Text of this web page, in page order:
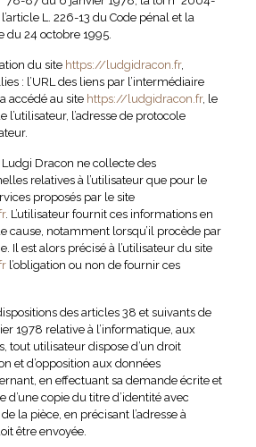
L. 226-13 du Code pénal et la
du 24 octobre 1995.
du site https://ludgidracon.fr,
: l’URL des liens par l’intermédiaire
accédé au site https://ludgidracon.fr, le
l’utilisateur, l’adresse de protocole
Dracon ne collecte des
relatives à l’utilisateur que pour le
proposés par le site
. L’utilisateur fournit ces informations en
cause, notamment lorsqu’il procède par
Il est alors précisé à l’utilisateur du site
l’obligation ou non de fournir ces
des articles 38 et suivants de
1978 relative à l’informatique, aux
tout utilisateur dispose d’un droit
et d’opposition aux données
en effectuant sa demande écrite et
d’une copie du titre d’identité avec
la pièce, en précisant l’adresse à
être envoyée.